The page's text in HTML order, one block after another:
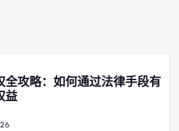
全攻略：如何通过法律手段有
益